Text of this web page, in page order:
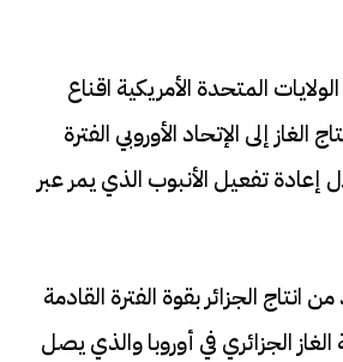
المتحدة الأمريكية اقناع
الغاز إلى الإتحاد الأوروبي الفترة
إعادة تفعيل الأنبوب الذي يمر عبر
الجزائر بقوة الفترة القادمة
الجزائري في أوروبا والذي يصل